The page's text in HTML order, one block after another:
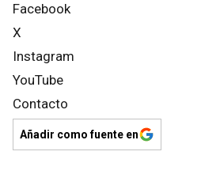
Facebook
X
Instagram
YouTube
Contacto
Añadir como fuente en